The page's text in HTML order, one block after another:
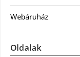
Webáruház
Oldalak